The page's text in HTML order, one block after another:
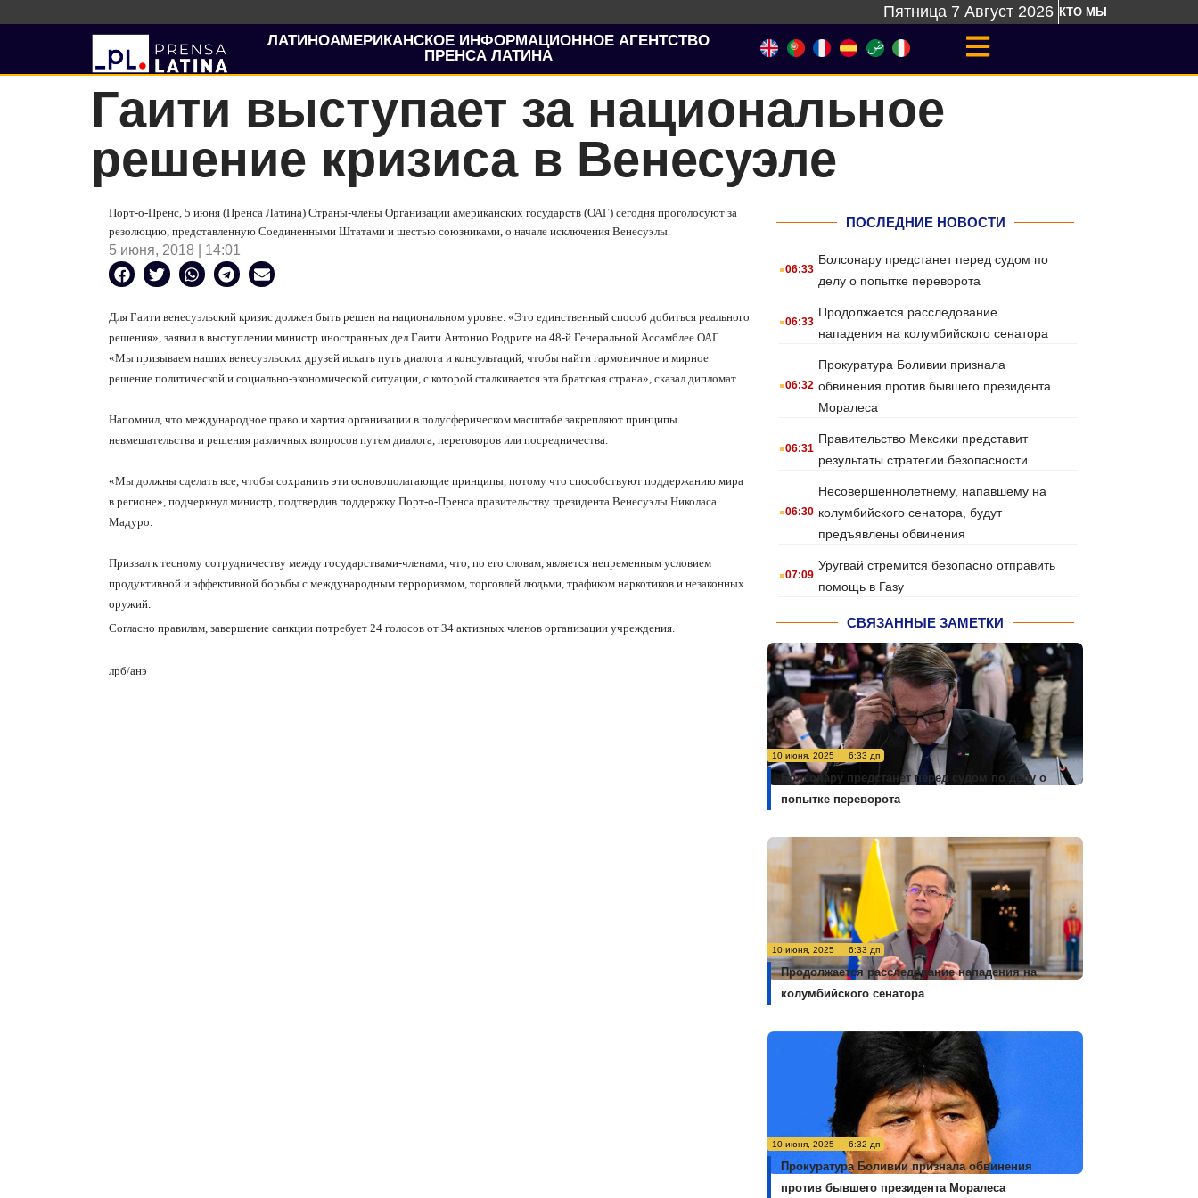
Пятница 7 Август 2026 КТО МЫ
ЛАТИНОАМЕРИКАНСКОЕ ИНФОРМАЦИОННОЕ АГЕНТСТВО
ПРЕНСА ЛАТИНА
Гаити выступает за национальное
решение кризиса в Венесуэле
Порт-о-Пренс, 5 июня (Пренса Латина) Страны-члены Организации американских государств (ОАГ) сегодня проголосуют за
резолюцию, представленную Соединенными Штатами и шестью союзниками, о начале исключения Венесуэлы.
5 июня, 2018 | 14:01
Для Гаити венесуэльский кризис должен быть решен на национальном уровне. «Это единственный способ добиться реального
решения», заявил в выступлении министр иностранных дел Гаити Антонио Родриге на 48-й Генеральной Ассамблее ОАГ.
«Мы призываем наших венесуэльских друзей искать путь диалога и консультаций, чтобы найти гармоничное и мирное
решение политической и социально-экономической ситуации, с которой сталкивается эта братская страна», сказал дипломат.
Напомнил, что международное право и хартия организации в полусферическом масштабе закрепляют принципы
невмешательства и решения различных вопросов путем диалога, переговоров или посредничества.
«Мы должны сделать все, чтобы сохранить эти основополагающие принципы, потому что способствуют поддержанию мира
в регионе», подчеркнул министр, подтвердив поддержку Порт-о-Пренса правительству президента Венесуэлы Николаса
Мадуро.
Призвал к тесному сотрудничеству между государствами-членами, что, по его словам, является непременным условием
продуктивной и эффективной борьбы с международным терроризмом, торговлей людьми, трафиком наркотиков и незаконных
оружий.
Согласно правилам, завершение санкции потребует 24 голосов от 34 активных членов организации учреждения.
лрб/анэ
ПОСЛЕДНИЕ НОВОСТИ
.06:33
Болсонару предстанет перед судом по
делу о попытке переворота
.06:33
Продолжается расследование
нападения на колумбийского сенатора
.06:32
Прокуратура Боливии признала
обвинения против бывшего президента
Моралеса
.06:31
Правительство Мексики представит
результаты стратегии безопасности
.06:30
Несовершеннолетнему, напавшему на
колумбийского сенатора, будут
предъявлены обвинения
.07:09
Уругвай стремится безопасно отправить
помощь в Газу
СВЯЗАННЫЕ ЗАМЕТКИ
10 июня, 2025 6:33 дп
Болсонару предстанет перед судом по делу о
попытке переворота
10 июня, 2025 6:33 дп
Продолжается расследование нападения на
колумбийского сенатора
10 июня, 2025 6:32 дп
Прокуратура Боливии признала обвинения
против бывшего президента Моралеса